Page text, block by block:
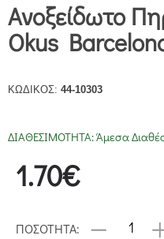
Ανοξείδωτο
Okus
ΚΩΔΙΚΟΣ: 44-10303
ΔΙΑΘΕΣΙΜΟΤΗΤΑ:Άμεσα
1.70€
ΠΟΣΟΤΗΤΑ: